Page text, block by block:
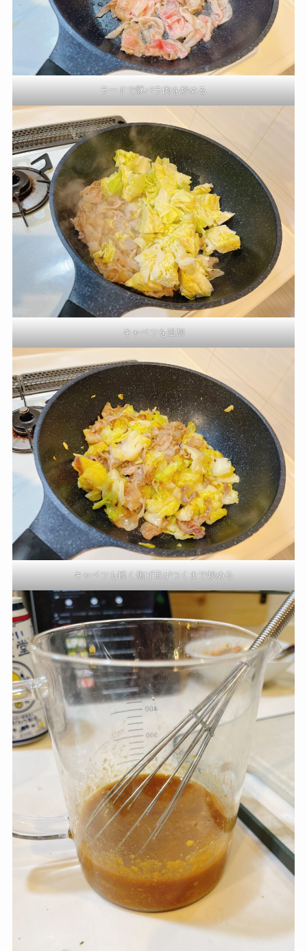
ラードで豚バラ肉を炒める
キャベツを追加
キャベツも軽く焦げ目がつくまで炒める